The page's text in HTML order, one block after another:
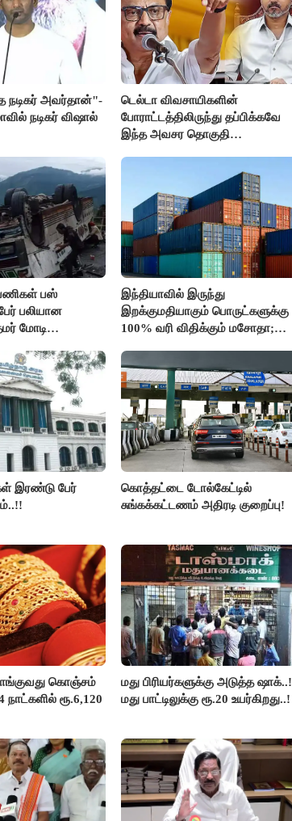
நடிகர் அவர்தான்"-
நடிகர் விஷால்
டெல்டா விவசாயிகளின்
போராட்டத்திலிருந்து தப்பிக்கவே
இந்த அவசர தொகுதி
பஸ்
பலியான
மோடி
இந்தியாவில் இருந்து
இறக்குமதியாகும் பொருட்களுக்கு
100% வரி விதிக்கும் மசோதா;
இரண்டு பேர்
கொத்தட்டை டோல்கேட்டில்
சுங்கக்கட்டணம் அதிரடி குறைப்பு!
கொஞ்சம்
ரூ.6,120
மது பிரியர்களுக்கு அடுத்த ஷாக்..!
மது பாட்டிலுக்கு ரூ.20 உயர்கிறது..!